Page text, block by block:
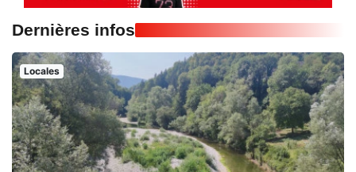
Dernières infos
Locales